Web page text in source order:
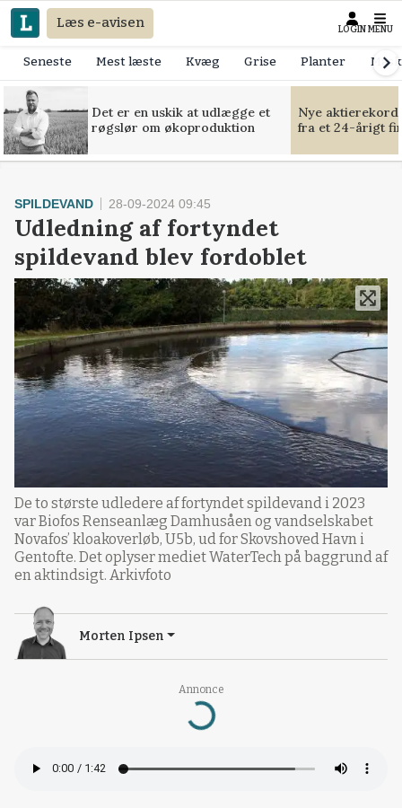
Læs e-avisen LOGIN MENU
Seneste Mest læste Kvæg Grise Planter
Det er en uskik at udlægge et
røgslør om økoproduktion
Nye
fra et 24-årigt
Annonce
Loading...
SPILDEVAND 28-09-2024 09:45
Udledning af fortyndet
spildevand blev fordoblet
De to største udledere af fortyndet spildevand i 2023
var Biofos Renseanlæg Damhusåen og vandselskabet
Novafos’ kloakoverløb, U5b, ud for Skovshoved Havn i
Gentofte. Det oplyser mediet WaterTech på baggrund af
en aktindsigt. Arkivfoto
Morten Ipsen